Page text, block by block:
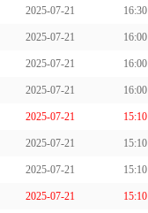
2025-07-21 16:30
2025-07-21 16:00
2025-07-21 16:00
2025-07-21 16:00
2025-07-21 15:10
2025-07-21 15:10
2025-07-21 15:10
2025-07-21 15:10